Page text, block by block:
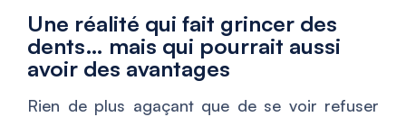
Une réalité qui fait grincer des
dents… mais qui pourrait aussi
avoir des avantages
Rien de plus agaçant que de se voir refuser